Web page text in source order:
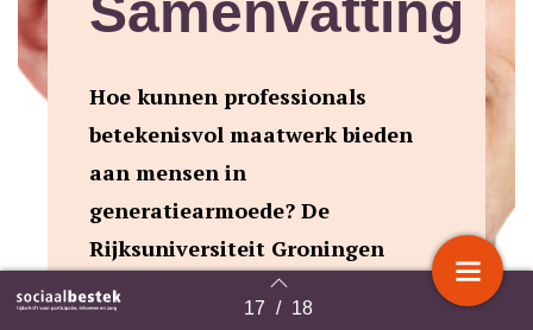
Terug naar overzicht 17 / 18
Hoe kunnen professionals
betekenisvol maatwerk bieden
aan mensen in
generatiearmoede? De
Rijksuniversiteit Groningen
(RUG) deed jarenlang onderzoek
naar de rol van professionals in